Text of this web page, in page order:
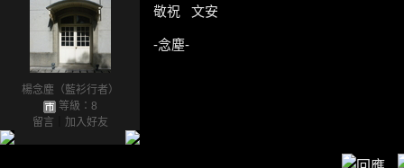
楊念塵（藍衫行者）
等級：8
留言
加入好友
敬祝 文安
-念塵-